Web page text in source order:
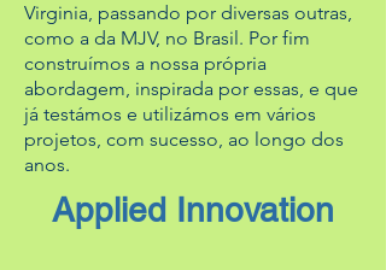
Virginia, passando por diversas outras,
como a da MJV, no Brasil. Por fim
construímos a nossa própria
abordagem, inspirada por essas, e que
já testámos e utilizámos em vários
projetos, com sucesso, ao longo dos
anos.
Applied Innovation